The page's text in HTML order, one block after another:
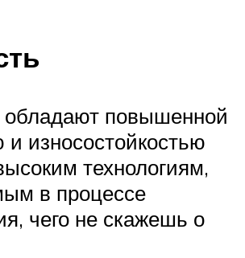
повышенной
и износостойкостью
технологиям,
в процессе
чего не скажешь о